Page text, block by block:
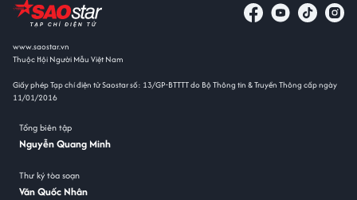
www.saostar.vn
Thuộc Hội Người Mẫu Việt Nam
Giấy phép Tạp chí điện tử Saostar số: 13/GP-BTTTT do Bộ Thông tin & Truyền Thông cấp ngày
11/01/2016
Tổng biên tập
Nguyễn Quang Minh
Thư ký tòa soạn
Văn Quốc Nhân